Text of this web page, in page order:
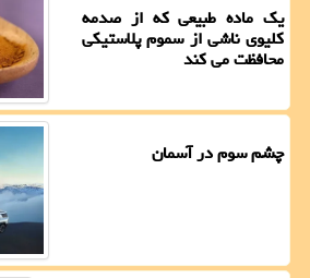
یک ماده طبیعی که از صدمه
کلیوی ناشی از سموم پلاستیکی
محافظت می کند
چشم سوم در آسمان